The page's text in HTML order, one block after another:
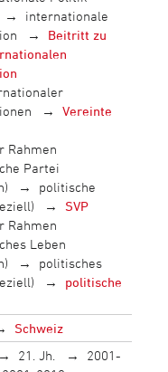
internationale
Beitritt zu
Vereinte
Rahmen
Partei
politische
SVP
Rahmen
Leben
politisches
politische
Schweiz
21. Jh.
2001-